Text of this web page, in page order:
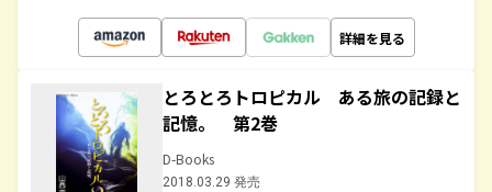
詳細を見る
とろとろトロピカル ある旅の記録と
記憶。 第2巻
D-Books
2018.03.29 発売